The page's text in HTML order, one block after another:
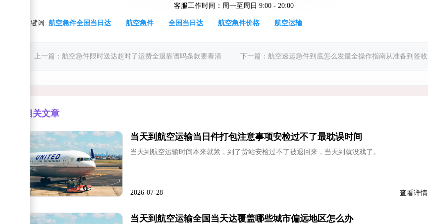
客服工作时间：周一至周日 9:00 - 20:00
关键词: 航空急件全国当日达 航空急件 全国当日达 航空急件价格 航空运输
上一篇： 航空急件限时送达超时了运费全退靠谱吗条款要看清 下一篇： 航空速运急件到底怎么发最全操作指南从准备到签收
相关文章
当天到航空运输当日件打包注意事项安检过不了最耽误时间
当天到航空运输时间本来就紧，到了货站安检过不了被退回来，当天到就没戏了。
2026-07-28 查看详情
当天到航空运输全国当天达覆盖哪些城市偏远地区怎么办